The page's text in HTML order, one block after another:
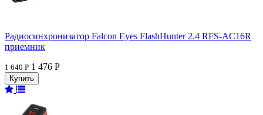
Радиосинхронизатор Falcon Eyes FlashHunter 2.4 RFS-AC16R
приемник
1 640 Р 1 476 Р